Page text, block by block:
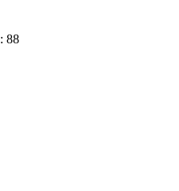
88